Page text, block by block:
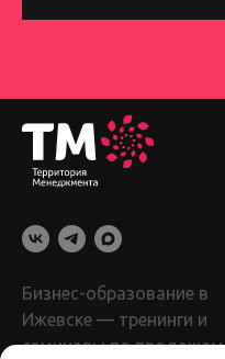
Бизнес-образование в
Ижевске — тренинги и
семинары по продажам